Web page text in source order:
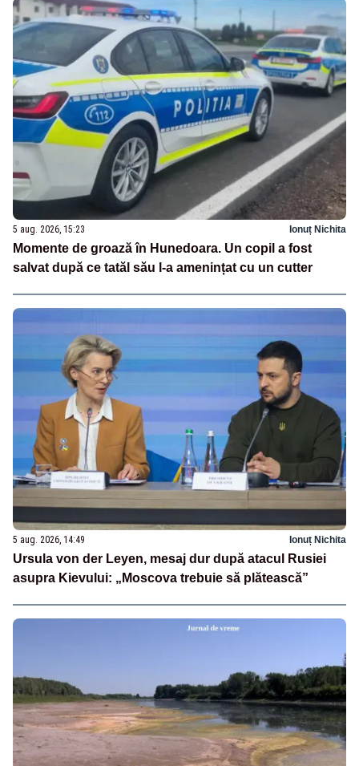
5 aug. 2026, 15:23 Ionuț Nichita
Momente de groază în Hunedoara. Un copil a fost
salvat după ce tatăl său l-a amenințat cu un cutter
5 aug. 2026, 14:49 Ionuț Nichita
Ursula von der Leyen, mesaj dur după atacul Rusiei
asupra Kievului: „Moscova trebuie să plătească”